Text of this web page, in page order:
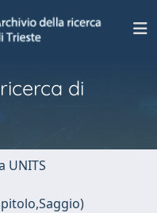
di
UNITS